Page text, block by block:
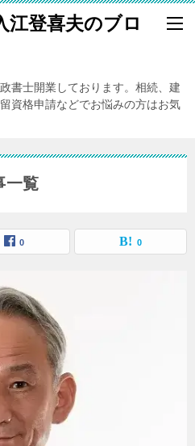
江登喜夫のブロ
書士開業しております。相続、建
資格申請などでお悩みの方はお気
一覧
0 0